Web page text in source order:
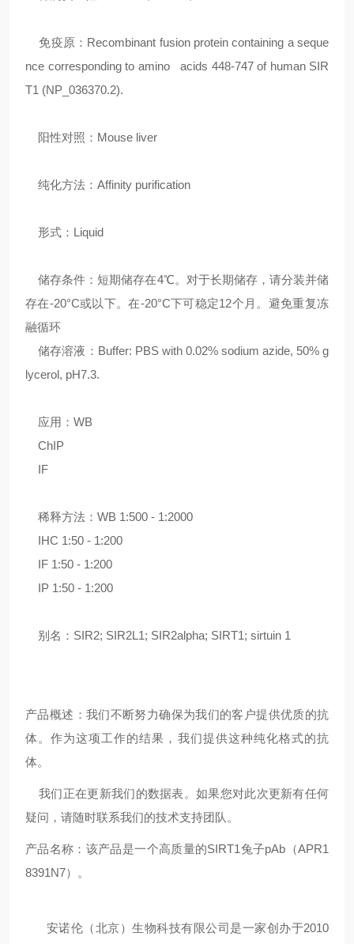
免疫原：Recombinant fusion protein containing a seque
nce corresponding to amino acids 448-747 of human SIR
T1 (NP_036370.2).
阳性对照：Mouse liver
纯化方法：Affinity purification
形式：Liquid
储存条件：短期储存在4℃。对于长期储存，请分装并储
存在-20°C或以下。在-20°C下可稳定12个月。避免重复冻
融循环
储存溶液：Buffer: PBS with 0.02% sodium azide, 50% g
lycerol, pH7.3.
应用：WB
ChIP
IF
稀释方法：WB 1:500 - 1:2000
IHC 1:50 - 1:200
IF 1:50 - 1:200
IP 1:50 - 1:200
别名：SIR2; SIR2L1; SIR2alpha; SIRT1; sirtuin 1
产品概述：我们不断努力确保为我们的客户提供优质的抗
体。作为这项工作的结果，我们提供这种纯化格式的抗
体。
我们正在更新我们的数据表。如果您对此次更新有任何
疑问，请随时联系我们的技术支持团队。
产品名称：该产品是一个高质量的SIRT1兔子pAb（APR1
8391N7）。
安诺伦（北京）生物科技有限公司是一家创办于2010